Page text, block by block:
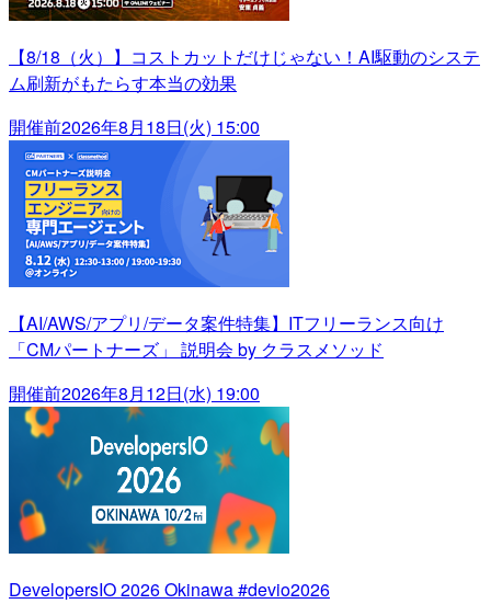
【8/18（火）】コストカットだけじゃない！AI駆動のシステ
ム刷新がもたらす本当の効果
開催前2026年8月18日(火) 15:00
【AI/AWS/アプリ/データ案件特集】ITフリーランス向け
「CMパートナーズ」 説明会 by クラスメソッド
開催前2026年8月12日(水) 19:00
DevelopersIO 2026 Okinawa #devio2026